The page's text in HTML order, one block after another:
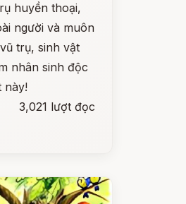
huyền thoại,
người và muôn
trụ, sinh vật
nhân sinh độc
này!
3,021 lượt đọc